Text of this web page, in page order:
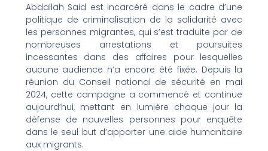
Abdallah Said est incarcéré dans le cadre d’une
politique de criminalisation de la solidarité avec
les personnes migrantes, qui s’est traduite par de
nombreuses arrestations et poursuites
incessantes dans des affaires pour lesquelles
aucune audience n’a encore été fixée. Depuis la
réunion du Conseil national de sécurité en mai
2024, cette campagne a commencé et continue
aujourd’hui, mettant en lumière chaque jour la
défense de nouvelles personnes pour enquête
dans le seul but d’apporter une aide humanitaire
aux migrants.